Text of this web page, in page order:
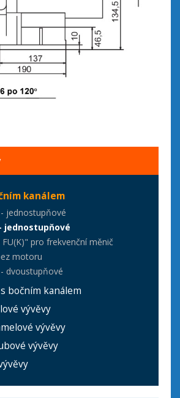
kanálem
jednostupňové
jednostupňové
FU(K)" pro frekvenční měnič
motoru
dvoustupňové
bočním kanálem
vývěvy
vývěvy
vývěvy